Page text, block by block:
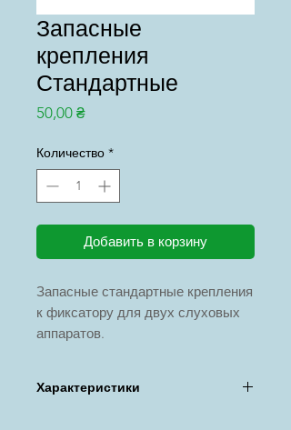
Запасные
крепления
Стандартные
50,00 ₴Цена
Количество *
Добавить в корзину
Запасные стандартные крепления
к фиксатору для двух слуховых
аппаратов.
Характеристики